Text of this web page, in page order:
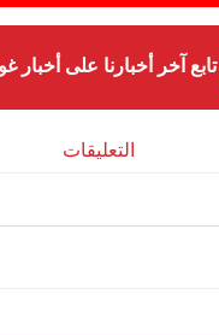
تابع آخر أخبارنا على أخبار
التعليقات